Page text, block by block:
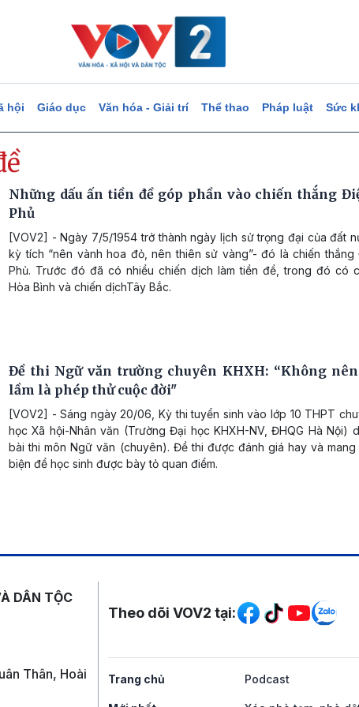
hội Giáo dục Văn hóa - Giải trí Thể thao Pháp luật Sức
Những dấu ấn tiền đề góp phần vào chiến thắng
Phủ
[VOV2] - Ngày 7/5/1954 trở thành ngày lịch sử trọng đại của đất
kỳ tích “nên vành hoa đỏ, nên thiên sử vàng”- đó là chiến thắng
Phủ. Trước đó đã có nhiều chiến dịch làm tiền đề, trong đó có
Hòa Bình và chiến dịchTây Bắc.
Đề thi Ngữ văn trường chuyên KHXH: “Không
lầm là phép thử cuộc đời"
[VOV2] - Sáng ngày 20/06, Kỳ thi tuyển sinh vào lớp 10 THPT
học Xã hội-Nhân văn (Trường Đại học KHXH-NV, ĐHQG Hà Nội)
bài thi môn Ngữ văn (chuyên). Đề thi được đánh giá hay và mang
biện để học sinh được bày tỏ quan điểm.
DÂN TỘC
Thân, Hoài
Mạng xã hội
Theo dõi VOV2 tại:
Trang chủ Podcast